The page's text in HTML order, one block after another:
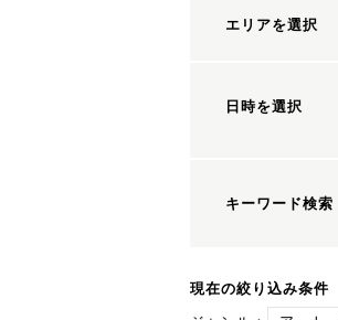
エリアを選択
日時を選択
キーワード検索
現在の絞り込み条件